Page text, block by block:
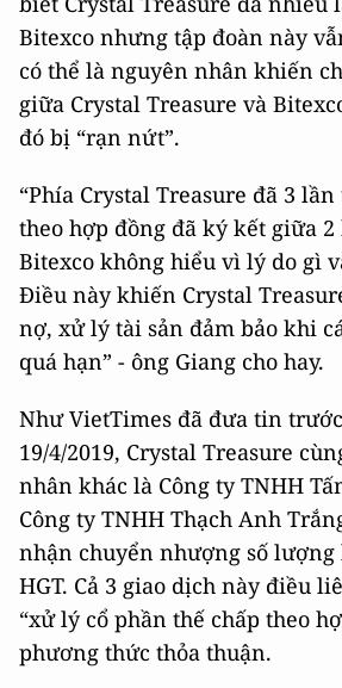
Bitexco nhưng tập đoàn này
có thể là nguyên nhân khiến
giữa Crystal Treasure và
đó bị “rạn nứt”.
“Phía Crystal Treasure đã 3
theo hợp đồng đã ký kết giữa
Bitexco không hiểu vì lý do gì
Điều này khiến Crystal
nợ, xử lý tài sản đảm bảo khi
quá hạn” - ông Giang cho hay.
Như VietTimes đã đưa tin
19/4/2019, Crystal Treasure
nhân khác là Công ty TNHH
Công ty TNHH Thạch Anh
nhận chuyển nhượng số lượng
HGT. Cả 3 giao dịch này điều
“xử lý cổ phần thế chấp theo
phương thức thỏa thuận.